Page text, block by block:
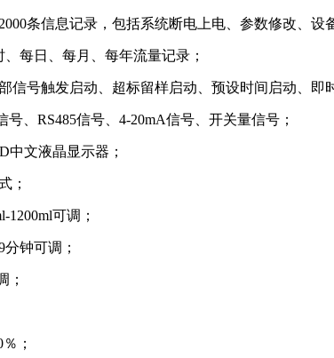
条信息记录，包括系统断电上电、参数修改、设
每日、每月、每年流量记录；
信号触发启动、超标留样启动、预设时间启动、即
号、RS485信号、4-20mA信号、开关量信号；
中文液晶显示器；
；
1200ml可调；
钟可调；
；
；